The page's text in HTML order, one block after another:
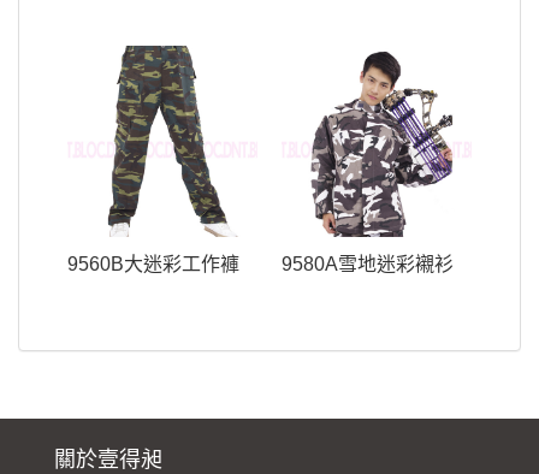
9560B大迷彩工作褲 9580A雪地迷彩襯衫
關於壹得昶